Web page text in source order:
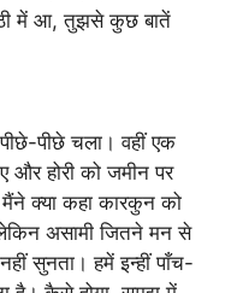
में आ, तुझसे कुछ बातें
पीछे चला। वहीं एक
और होरी को जमीन पर
क्या कहा कारकुन को
असामी जितने मन से
सुनता। हमें इन्हीं पाँच-